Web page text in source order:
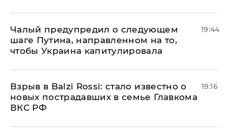
Чалый предупредил о следующем
шаге Путина, направленном на то,
чтобы Украина капитулировала
19:44
Взрыв в Balzi Rossi: стало известно о
новых пострадавших в семье Главкома
ВКС РФ
19:16